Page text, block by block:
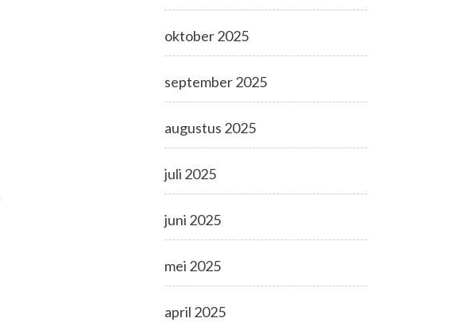
oktober 2025
september 2025
augustus 2025
juli 2025
juni 2025
mei 2025
april 2025